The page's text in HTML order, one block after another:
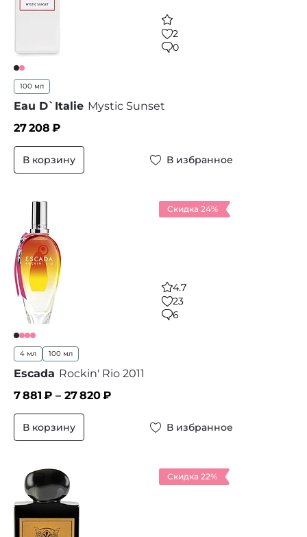
2
0
100 мл
Eau D`Italie Mystic Sunset
27 208 ₽
В корзину В избранное
Скидка 24%
4.7
23
6
4 мл 100 мл
Escada Rockin' Rio 2011
7 881 ₽ – 27 820₽
В корзину В избранное
Скидка 22%